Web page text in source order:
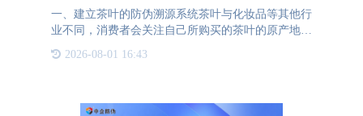
一、建立茶叶的防伪溯源系统茶叶与化妆品等其他行
业不同，消费者会关注自己所购买的茶叶的原产地、
生产过程、质量检测等详细信息。所以茶叶行业一般
会在茶叶生产、加工、销售等全过程中，采用先进的
2026-08-01 16:43